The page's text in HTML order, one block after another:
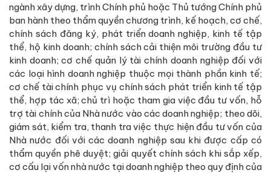
ngành xây dựng, trình Chính phủ hoặc Thủ tướng Chính phủ
ban hành theo thẩm quyền chương trình, kế hoạch, cơ chế,
chính sách đăng ký, phát triển doanh nghiệp, kinh tế tập
thể, hộ kinh doanh; chính sách cải thiện môi trường đầu tư
kinh doanh; cơ chế quản lý tài chính doanh nghiệp đối với
các loại hình doanh nghiệp thuộc mọi thành phần kinh tế;
cơ chế tài chính phục vụ chính sách phát triển kinh tế tập
thể, hợp tác xã; chủ trì hoặc tham gia việc đầu tư vốn, hỗ
trợ tài chính của Nhà nước vào các doanh nghiệp; theo dõi,
giám sát, kiểm tra, thanh tra việc thực hiện đầu tư vốn của
Nhà nước đối với các doanh nghiệp sau khi được cấp có
thẩm quyền phê duyệt; giải quyết chính sách khi sắp xếp,
cơ cấu lại vốn nhà nước tại doanh nghiệp theo quy định của